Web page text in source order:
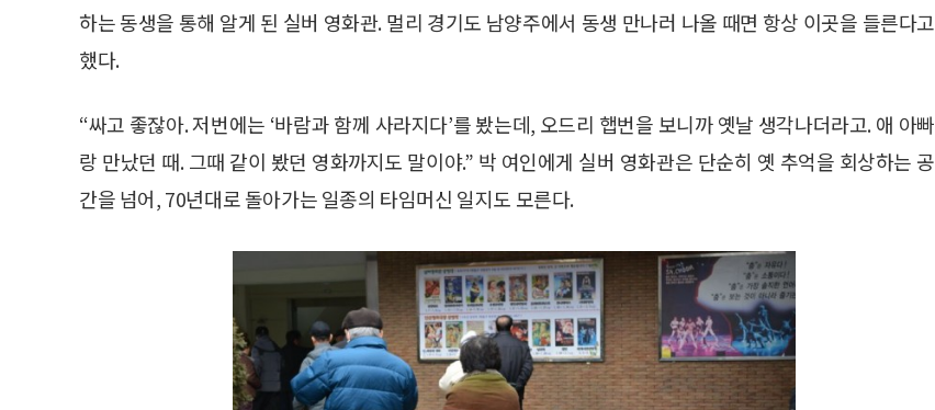
하는 동생을 통해 알게 된 실버 영화관. 멀리 경기도 남양주에서 동생 만나러 나올 때면 항상 이곳을 들른다고
했다.
“싸고 좋잖아. 저번에는 ‘바람과 함께 사라지다’를 봤는데, 오드리 햅번을 보니까 옛날 생각나더라고. 애 아빠
랑 만났던 때. 그때 같이 봤던 영화까지도 말이야.” 박 여인에게 실버 영화관은 단순히 옛 추억을 회상하는 공
간을 넘어, 70년대로 돌아가는 일종의 타임머신 일지도 모른다.